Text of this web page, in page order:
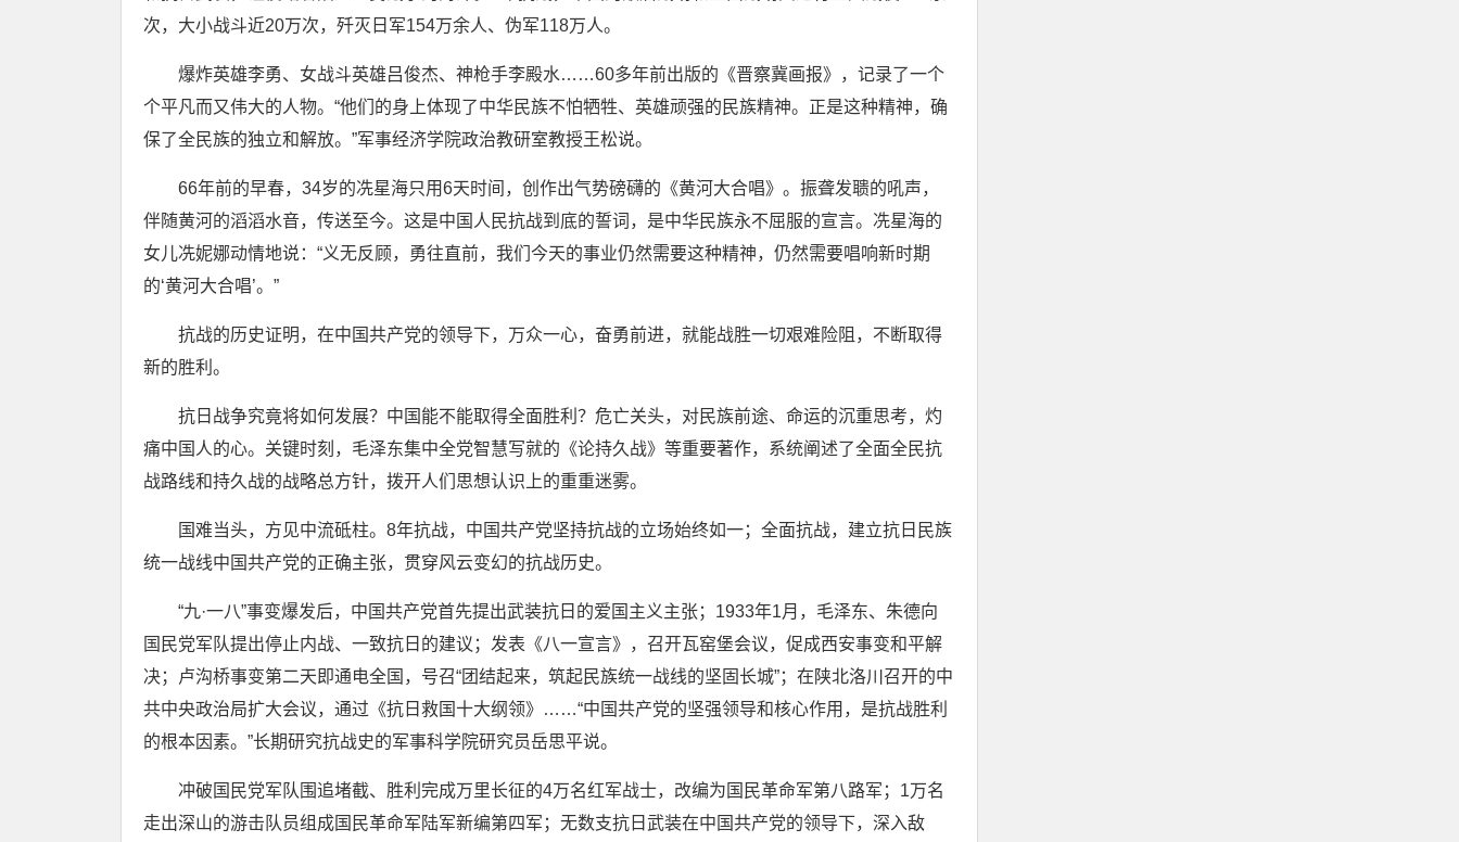
次，大小战斗近20万次，歼灭日军154万余人、伪军118万人。
爆炸英雄李勇、女战斗英雄吕俊杰、神枪手李殿水……60多年前出版的《晋察冀画报》，记录了一个
个平凡而又伟大的人物。“他们的身上体现了中华民族不怕牺牲、英雄顽强的民族精神。正是这种精神，确
保了全民族的独立和解放。”军事经济学院政治教研室教授王松说。
66年前的早春，34岁的冼星海只用6天时间，创作出气势磅礴的《黄河大合唱》。振聋发聩的吼声，
伴随黄河的滔滔水音，传送至今。这是中国人民抗战到底的誓词，是中华民族永不屈服的宣言。冼星海的
女儿冼妮娜动情地说：“义无反顾，勇往直前，我们今天的事业仍然需要这种精神，仍然需要唱响新时期
的‘黄河大合唱’。”
抗战的历史证明，在中国共产党的领导下，万众一心，奋勇前进，就能战胜一切艰难险阻，不断取得
新的胜利。
抗日战争究竟将如何发展？中国能不能取得全面胜利？危亡关头，对民族前途、命运的沉重思考，灼
痛中国人的心。关键时刻，毛泽东集中全党智慧写就的《论持久战》等重要著作，系统阐述了全面全民抗
战路线和持久战的战略总方针，拨开人们思想认识上的重重迷雾。
国难当头，方见中流砥柱。8年抗战，中国共产党坚持抗战的立场始终如一；全面抗战，建立抗日民族
统一战线中国共产党的正确主张，贯穿风云变幻的抗战历史。
“九·一八”事变爆发后，中国共产党首先提出武装抗日的爱国主义主张；1933年1月，毛泽东、朱德向
国民党军队提出停止内战、一致抗日的建议；发表《八一宣言》，召开瓦窑堡会议，促成西安事变和平解
决；卢沟桥事变第二天即通电全国，号召“团结起来，筑起民族统一战线的坚固长城”；在陕北洛川召开的中
共中央政治局扩大会议，通过《抗日救国十大纲领》……“中国共产党的坚强领导和核心作用，是抗战胜利
的根本因素。”长期研究抗战史的军事科学院研究员岳思平说。
冲破国民党军队围追堵截、胜利完成万里长征的4万名红军战士，改编为国民革命军第八路军；1万名
走出深山的游击队员组成国民革命军陆军新编第四军；无数支抗日武装在中国共产党的领导下，深入敌